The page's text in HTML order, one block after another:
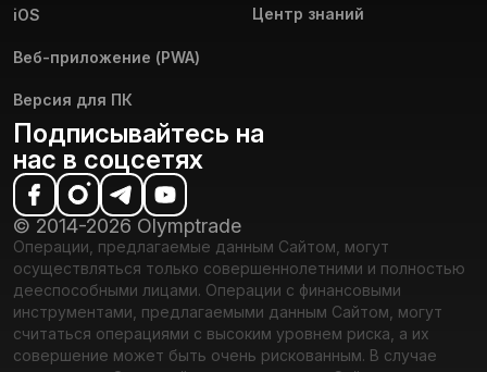
iOS
Веб-приложение (PWA)
Версия для ПК
Центр знаний
Подписывайтесь на
нас в соцсетях
© 2014-2026 Olymptrade
Операции, предлагаемые данным Сайтом, могут
осуществляться только совершеннолетними и полностью
дееспособными лицами. Операции с финансовыми
инструментами, предлагаемыми данным Сайтом, могут
считаться операциями с высоким уровнем риска, а их
совершение может быть очень рискованным. В случае